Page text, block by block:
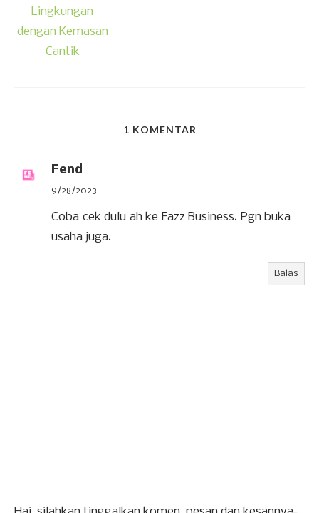
Lingkungan
dengan Kemasan
Cantik
1 KOMENTAR
Fend
9/28/2023
Coba cek dulu ah ke Fazz Business. Pgn buka
usaha juga.
Balas